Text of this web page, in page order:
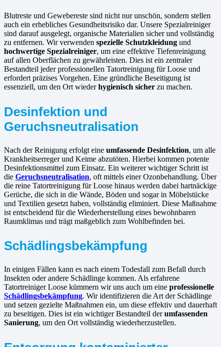
Blutreste und Gewebereste sind nicht nur unschön, sondern stellen
auch ein erhebliches Gesundheitsrisiko dar. Unsere Spezialreiniger
sind darauf ausgelegt, organische Materialien sicher und vollständig
zu entfernen. Wir verwenden spezielle Schutzkleidung und
hochwertige Spezialreiniger, um eine effektive Tiefenreinigung
auf allen Oberflächen zu gewährleisten. Dies ist ein zentraler
Bestandteil jeder professionellen Tatortreinigung für Loose und
erfordert präzises Vorgehen. Eine gründliche Beseitigung ist
essenziell, um den Ort wiederhygienisch sicher zu machen.
Desinfektion und
Geruchsneutralisation
Nach der Reinigung erfolgt eine umfassende Desinfektion, um alle
Krankheitserreger und Keime abzutöten. Hierbei kommen potente
Desinfektionsmittel zum Einsatz. Ein weiterer wichtiger Schritt ist
die Geruchsneutralisation, oft mittels einer Ozonbehandlung. Über
die reine Tatortreinigung für Loose hinaus werden dabei hartnäckige
Gerüche, die sich in die Wände, Böden und sogar in Möbelstücke
und Textilien gesetzt haben, vollständig eliminiert. Diese Maßnahme
ist entscheidend für die Wiederherstellung eines bewohnbaren
Raumklimas und trägt maßgeblich zum Wohlbefinden bei.
Schädlingsbekämpfung
In einigen Fällen kann es nach einem Todesfall zum Befall durch
Insekten oder andere Schädlinge kommen. Als erfahrene
Tatortreiniger Loose kümmern wir uns auch um eine professionelle
Schädlingsbekämpfung. Wir identifizieren die Art der Schädlinge
und setzen gezielte Maßnahmen ein, um diese effektiv und dauerhaft
zu beseitigen. Dies ist ein wichtiger Bestandteil derumfassenden
Sanierung, um den Ort vollständig wiederherzustellen.